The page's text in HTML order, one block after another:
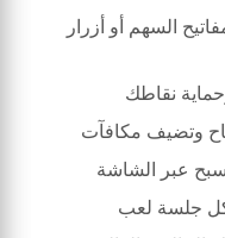
السهم أو أزرار
نقاطك
وتضيف مكافآت
عبر الشاشة
جلسة لعب